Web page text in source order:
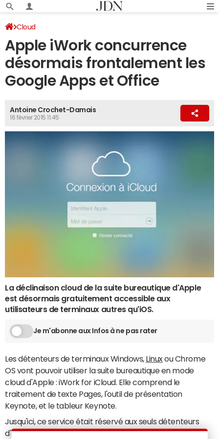
Cloud
Apple iWork concurrence
désormais frontalement les
Google Apps et Office
Antoine Crochet-Damais
16 février 2015 11:45
La déclinaison cloud de la suite bureautique d'Apple
est désormais gratuitement accessible aux
utilisateurs de terminaux autres qu'iOS.
Je m'abonne aux Infos à ne pas rater
Les détenteurs de terminaux Windows, Linuxou Chrome
OS vont pouvoir utiliser la suite bureautique en mode
cloud d'Apple : iWork for iCloud. Elle comprend le
traitement de texte Pages, l'outil de présentation
Keynote, et le tableur Keynote.
Jusqu'ici, ce service était réservé aux seuls détenteurs
d'iPhone et/ou d'iPad. Pour l'activer, il suffit d'enregistrer